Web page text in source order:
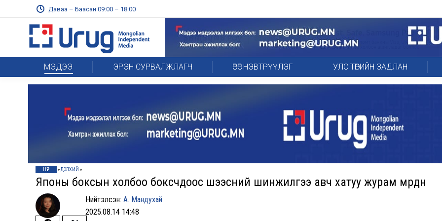
Даваа – Баасан 09:00 – 18:00
МЭДЭЭ ЭРЭН СУРВАЛЖЛАГЧ ӨРӨГ НЭВТРҮҮЛЭГ УЛС ТӨРИЙН ЗАДЛАН
НҮҮР »ДЭЛХИЙ »
Японы боксын холбоо боксчдоос шээсний шинжилгээ авч хатуу журам мөрдөнө
Нийтэлсэн:А. Мандухай
2025.08.14 14:48